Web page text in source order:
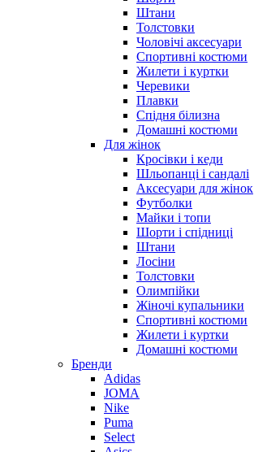
Штани
Толстовки
Чоловічі аксесуари
Спортивні костюми
Жилети і куртки
Черевики
Плавки
Спідня білизна
Домашні костюми
Для жінок
Кросівки і кеди
Шльопанці і сандалі
Аксесуари для жінок
Футболки
Майки і топи
Шорти і спідниці
Штани
Лосіни
Толстовки
Олимпійки
Жіночі купальники
Спортивні костюми
Жилети і куртки
Домашні костюми
Бренди
Adidas
JOMA
Nike
Puma
Select